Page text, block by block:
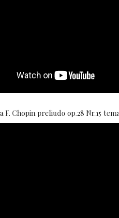
F. Chopin preliudo op.28 Nr.15